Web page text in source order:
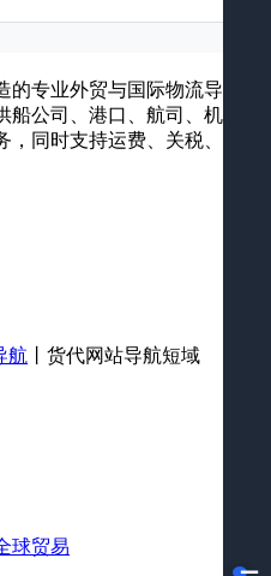
专业外贸与国际物流导航平
公司、港口、航司、机场、
同时支持运费、关税、海关
航 丨货代网站导航短域
球贸易